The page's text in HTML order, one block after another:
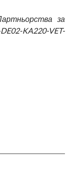
за
KA220-VET-